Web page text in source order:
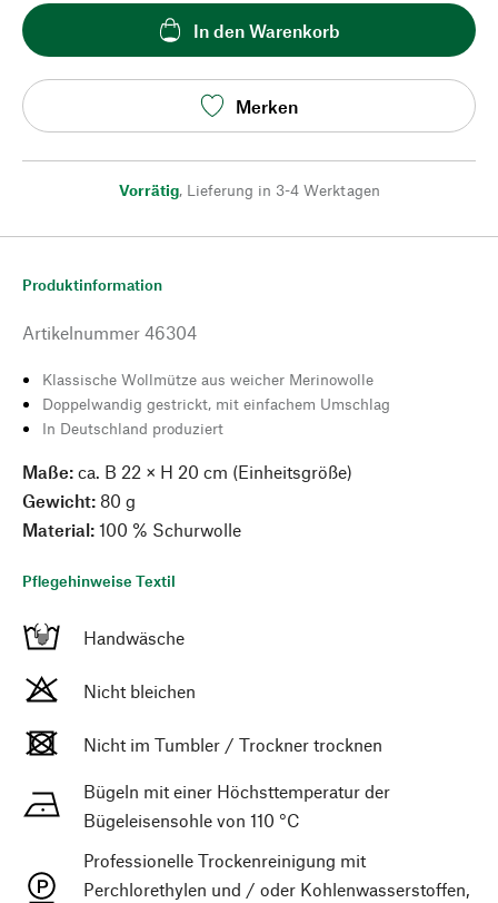
In den Warenkorb
Merken
Vorrätig, Lieferung in 3-4 Werktagen
Produktinformation
Artikelnummer 46304
Klassische Wollmütze aus weicher Merinowolle
Doppelwandig gestrickt, mit einfachem Umschlag
In Deutschland produziert
Maße: ca. B 22 × H 20 cm (Einheitsgröße)
Gewicht: 80 g
Material: 100 % Schurwolle
Pflegehinweise Textil
Handwäsche
Nicht bleichen
Nicht im Tumbler / Trockner trocknen
Bügeln mit einer Höchsttemperatur der
Bügeleisensohle von 110 °C
Professionelle Trockenreinigung mit
Perchlorethylen und / oder Kohlenwasserstoffen,